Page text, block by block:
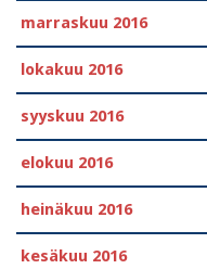
marraskuu 2016
lokakuu 2016
syyskuu 2016
elokuu 2016
heinäkuu 2016
kesäkuu 2016